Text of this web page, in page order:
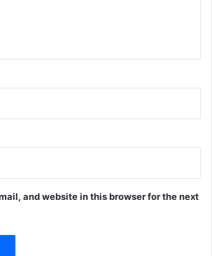
and website in this browser for the next